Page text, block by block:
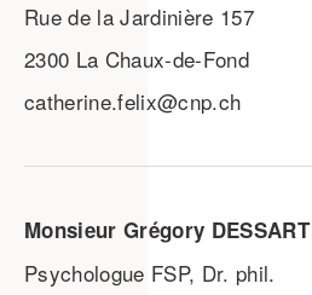
Rue de la Jardinière 157
2300 La Chaux-de-Fond
catherine.felix@cnp.ch
Monsieur Grégory DESSART
Psychologue FSP, Dr. phil.